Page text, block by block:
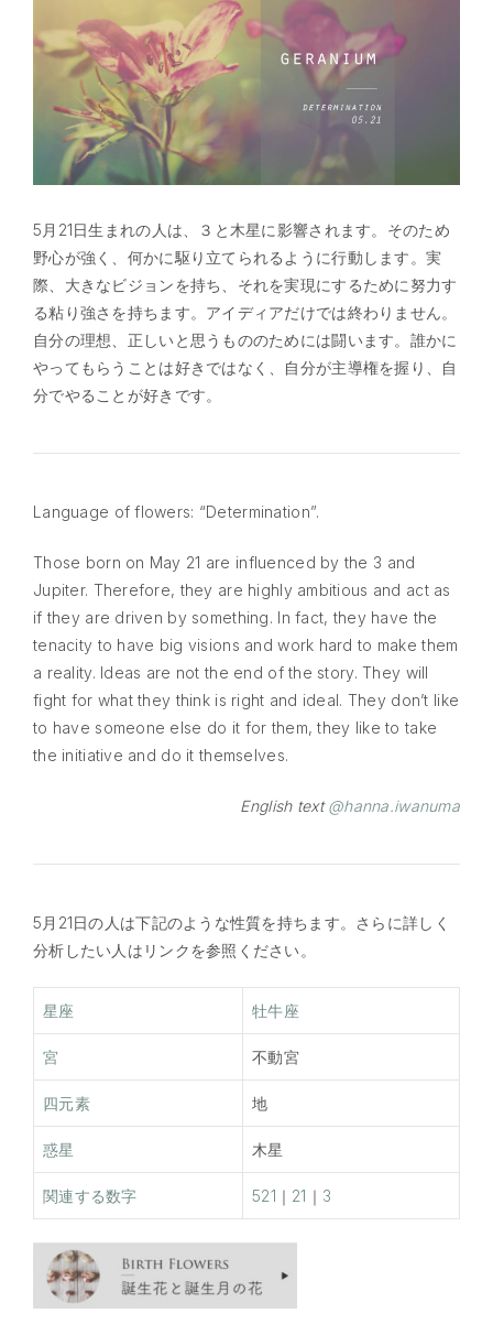
5月21日生まれの人は、３と木星に影響されます。そのため
野心が強く、何かに駆り立てられるように行動します。実
際、大きなビジョンを持ち、それを実現にするために努力す
る粘り強さを持ちます。アイディアだけでは終わりません。
自分の理想、正しいと思うもののためには闘います。誰かに
やってもらうことは好きではなく、自分が主導権を握り、自
分でやることが好きです。
Language of flowers: “Determination”.
Those born on May 21 are influenced by the 3 and
Jupiter. Therefore, they are highly ambitious and act as
if they are driven by something. In fact, they have the
tenacity to have big visions and work hard to make them
a reality. Ideas are not the end of the story. They will
fight for what they think is right and ideal. They don’t like
to have someone else do it for them, they like to take
the initiative and do it themselves.
English text@hanna.iwanuma
5月21日の人は下記のような性質を持ちます。さらに詳しく
分析したい人はリンクを参照ください。
星座 牡牛座
宮 不動宮
四元素 地
惑星 木星
関連する数字 521 ｜ 21 ｜ 3